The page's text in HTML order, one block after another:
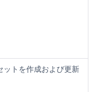
ットを作成および更新